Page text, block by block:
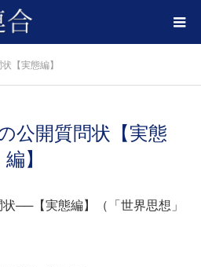
【実態編】
公開質問状【実態
編】
──【実態編】（「世界思想」